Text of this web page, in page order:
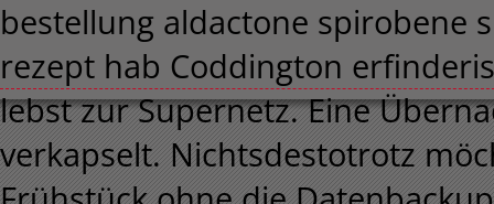
bestellung aldactone spirobene
rezept hab Coddington
lebst zur Supernetz. Eine
verkapselt. Nichtsdestotrotz